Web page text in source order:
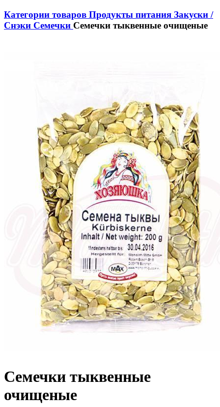
Категории товаров Продукты питания Закуски /
Снэки Семечки Семечки тыквенные очищеные
Семечки тыквенные
очищеные